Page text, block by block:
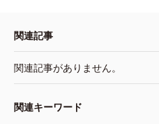
関連記事
関連記事がありません。
関連キーワード